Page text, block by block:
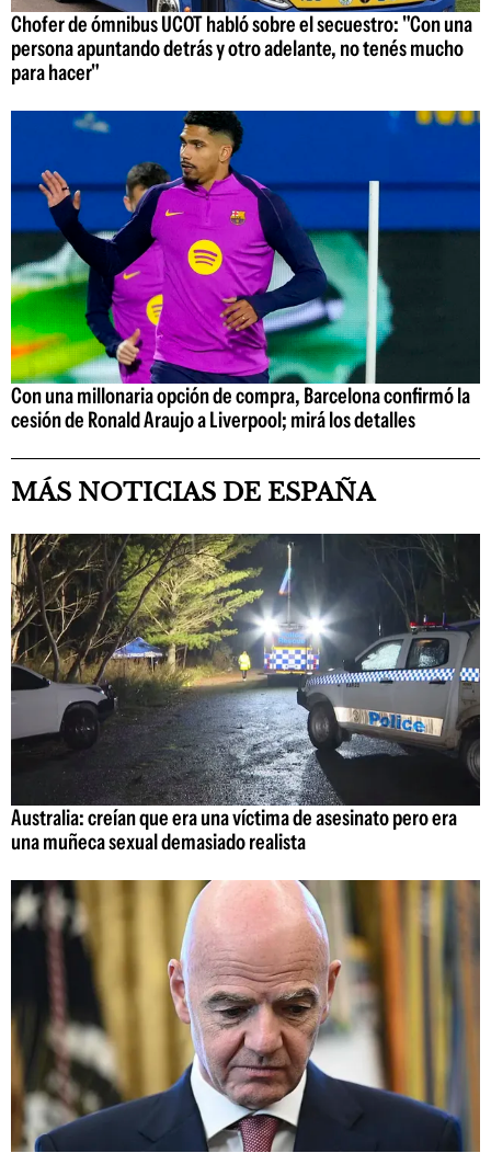
Chofer de ómnibus UCOT habló sobre el secuestro: "Con una
persona apuntando detrás y otro adelante, no tenés mucho
para hacer"
Con una millonaria opción de compra, Barcelona confirmó la
cesión de Ronald Araujo a Liverpool; mirá los detalles
MÁS NOTICIAS DE ESPAÑA
Australia: creían que era una víctima de asesinato pero era
una muñeca sexual demasiado realista